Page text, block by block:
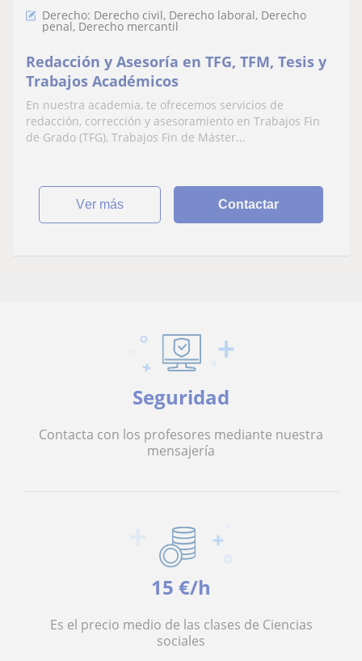
Derecho: Derecho civil, Derecho laboral, Derecho
penal, Derecho mercantil
Redacción y Asesoría en TFG, TFM, Tesis y
Trabajos Académicos
En nuestra academia, te ofrecemos servicios de
redacción, corrección y asesoramiento en Trabajos Fin
de Grado (TFG), Trabajos Fin de Máster...
ver más Contactar
Seguridad
Contacta con los profesores mediante nuestra
mensajería
15 €/h
Es el precio medio de las clases de Ciencias
sociales